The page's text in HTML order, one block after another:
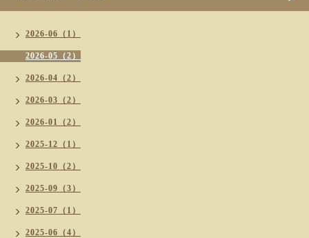
2026-06（1）
2026-05（2）
2026-04（2）
2026-03（2）
2026-01（2）
2025-12（1）
2025-10（2）
2025-09（3）
2025-07（1）
2025-06（4）